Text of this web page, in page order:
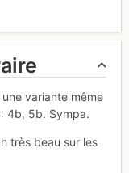
variante même
4b, 5b. Sympa.
très beau sur les